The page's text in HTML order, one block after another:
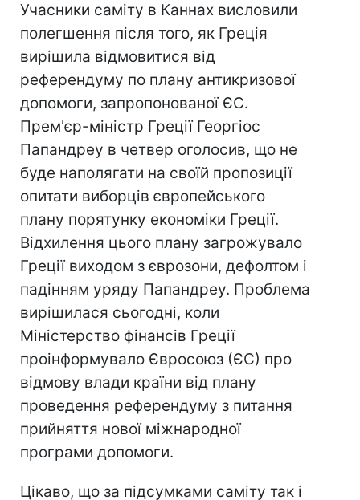
Учасники саміту в Каннах висловили
полегшення після того, як Греція
вирішила відмовитися від
референдуму по плану антикризової
допомоги, запропонованої ЄС.
Прем'єр-міністр Греції Георгіос
Папандреу в четвер оголосив, що не
буде наполягати на своїй пропозиції
опитати виборців європейського
плану порятунку економіки Греції.
Відхилення цього плану загрожувало
Греції виходом з єврозони, дефолтом і
падінням уряду Папандреу. Проблема
вирішилася сьогодні, коли
Міністерство фінансів Греції
проінформувало Євросоюз (ЄС) про
відмову влади країни від плану
проведення референдуму з питання
прийняття нової міжнародної
програми допомоги.
Цікаво, що за підсумками саміту так і